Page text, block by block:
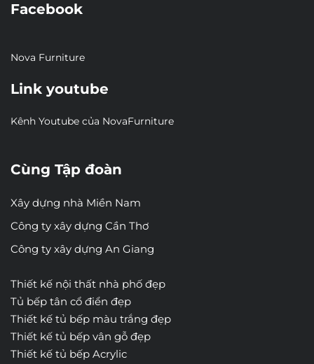
Facebook
Nova Furniture
Link youtube
Kênh Youtube của NovaFurniture
Cùng Tập đoàn
Xây dựng nhà Miền Nam
Công ty xây dựng Cần Thơ
Công ty xây dựng An Giang
Thiết kế nội thất nhà phố đẹp
Tủ bếp tân cổ điển đẹp
Thiết kế tủ bếp màu trắng đẹp
Thiết kế tủ bếp vân gỗ đẹp
Thiết kế tủ bếp Acrylic